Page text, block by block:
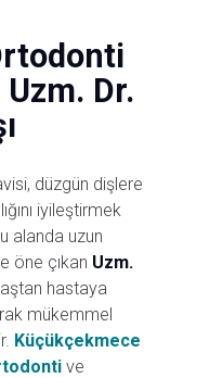
Dr.
düzgün dişlere
iyileştirmek
alanda uzun
öne çıkan Uzm.
hastaya
mükemmel
Küçükçekmece
ve